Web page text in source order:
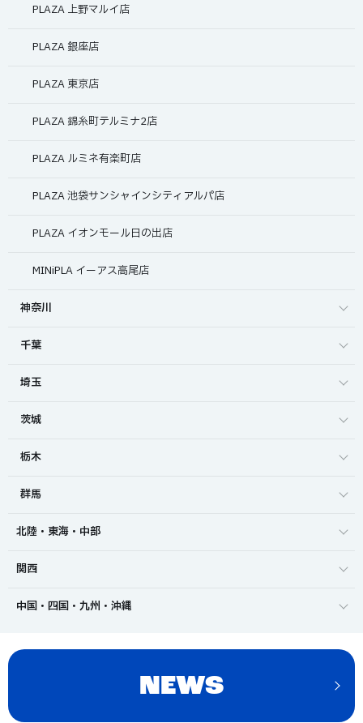
PLAZA 上野マルイ店
PLAZA 銀座店
PLAZA 東京店
PLAZA 錦糸町テルミナ2店
PLAZA ルミネ有楽町店
PLAZA 池袋サンシャインシティアルパ店
PLAZA イオンモール日の出店
MINiPLA イーアス高尾店
神奈川
千葉
埼玉
茨城
栃木
群馬
北陸・東海・中部
関西
中国・四国・九州・沖縄
NEWS